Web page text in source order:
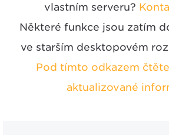
vlastním serveru?
Některé funkce jsou zatím
ve starším desktopovém
Pod tímto odkazem
aktualizované